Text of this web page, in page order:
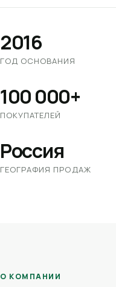
2016
ГОД ОСНОВАНИЯ
100 000+
ПОКУПАТЕЛЕЙ
Россия
ГЕОГРАФИЯ ПРОДАЖ
О КОМПАНИИ